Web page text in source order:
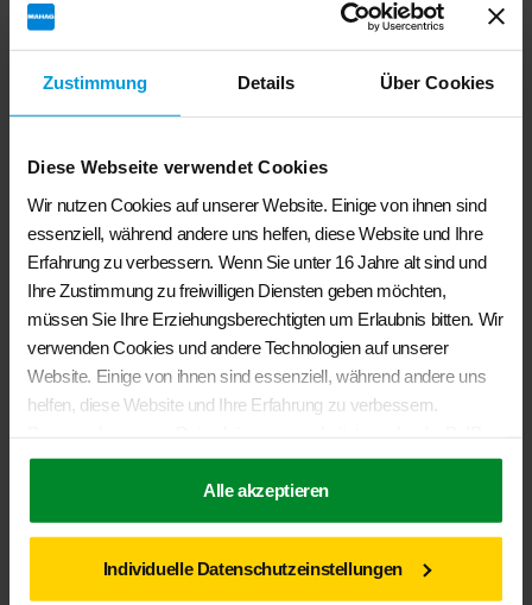
Zustimmung Details Über Cookies
Diese Webseite verwendet Cookies
Wir nutzen Cookies auf unserer Website. Einige von ihnen sind
essenziell, während andere uns helfen, diese Website und Ihre
Erfahrung zu verbessern. Wenn Sie unter 16 Jahre alt sind und
Ihre Zustimmung zu freiwilligen Diensten geben möchten,
müssen Sie Ihre Erziehungsberechtigten um Erlaubnis bitten. Wir
verwenden Cookies und andere Technologien auf unserer
Website. Einige von ihnen sind essenziell, während andere uns
helfen, diese Website und Ihre Erfahrung zu verbessern.
Adressen), z. B. für personalisierte Anzeigen und Inhalte oder
Anzeigen- und Inhaltsmessung. Weitere Informationen über die
Verwendung Ihrer Daten finden Sie in unserer
Einstellungenwiderrufen oder anpassen.
Alle akzeptieren
Individuelle Datenschutzeinstellungen
BRANDRUP® – Veloursteppich Fahrgastraum VW T6/ T5
California Beach mit 2er-Bank (ab 2011)
Veloursteppich für Fahrgastraum VW T6/ T5 California
Veloursteppich für Fahrgastraum VW T6.1 California Beach
mit 2er-Bank (ab 2011) Design "Palladium"